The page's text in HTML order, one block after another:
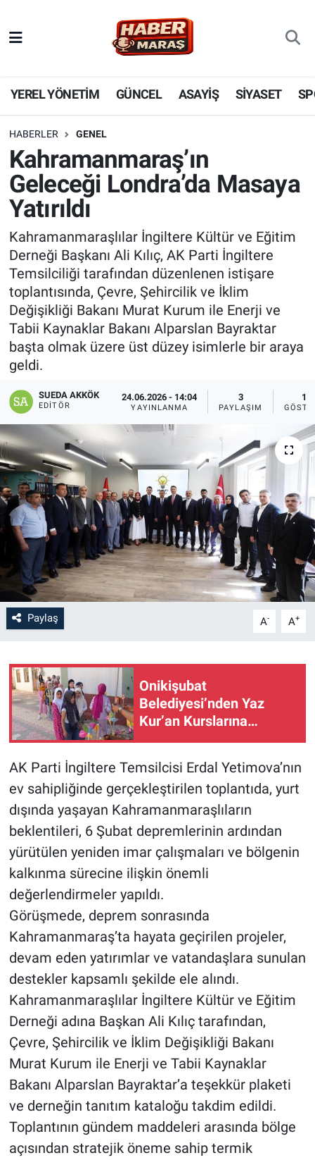
YEREL YÖNETİM GÜNCEL ASAYİŞ SİYASET
HABERLER GENEL
Kahramanmaraş’ın
Geleceği Londra’da Masaya
Yatırıldı
Kahramanmaraşlılar İngiltere Kültür ve Eğitim
Derneği Başkanı Ali Kılıç, AK Parti İngiltere
Temsilciliği tarafından düzenlenen istişare
toplantısında, Çevre, Şehircilik ve İklim
Değişikliği Bakanı Murat Kurum ile Enerji ve
Tabii Kaynaklar Bakanı Alparslan Bayraktar
başta olmak üzere üst düzey isimlerle bir araya
geldi.
SUEDA AKKÖK
EDITÖR
24.06.2026 - 14:04
YAYINLANMA
3
PAYLAŞIM
10
Paylaş A- A+
Onikişubat
Belediyesi’nden Yaz
Kur’an Kurslarına
‘Camiler Çiçek Açtı’ ile
AK Parti İngiltere Temsilcisi Erdal Yetimova’nın
ev sahipliğinde gerçekleştirilen toplantıda, yurt
dışında yaşayan Kahramanmaraşlıların
beklentileri, 6 Şubat depremlerinin ardından
yürütülen yeniden imar çalışmaları ve bölgenin
kalkınma sürecine ilişkin önemli
değerlendirmeler yapıldı.
Görüşmede, deprem sonrasında
Kahramanmaraş’ta hayata geçirilen projeler,
devam eden yatırımlar ve vatandaşlara sunulan
destekler kapsamlı şekilde ele alındı.
Kahramanmaraşlılar İngiltere Kültür ve Eğitim
Derneği adına Başkan Ali Kılıç tarafından,
Çevre, Şehircilik ve İklim Değişikliği Bakanı
Murat Kurum ile Enerji ve Tabii Kaynaklar
Bakanı Alparslan Bayraktar’a teşekkür plaketi
ve derneğin tanıtım kataloğu takdim edildi.
Toplantının gündem maddeleri arasında bölge
açısından stratejik öneme sahip termik
YEREL YÖNETİM
GÜNCEL
KADIN AİLE
SPOR
DÜNYA
EKONOMİ
SİYASET
SAĞLIK
ASAYİŞ
MAGAZİN
KÜLTÜR-SANAT
ÇEVRE
Nöbetçi Eczaneler
Hava Durumu
Süper Lig Puan Durumu ve Fikstür
Tüm Manşetler
Son Dakika Haberleri
Haber Arşivi